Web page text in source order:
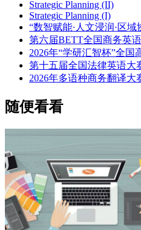
Strategic Planning (II)
Strategic Planning (I)
“数智赋能·人文浸润·区
第六届BETT全国商务英
2026年“学研汇智杯”全国
第十五届全国法律英语大
2026年多语种商务翻译大
随便看看